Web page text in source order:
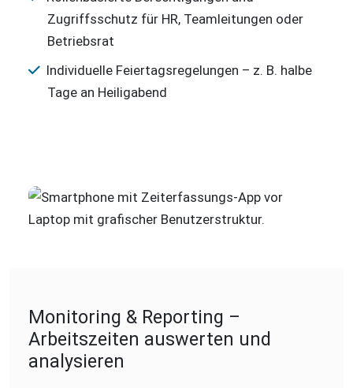
Zugriffsschutz für HR, Teamleitungen oder
Betriebsrat
Individuelle Feiertagsregelungen – z. B. halbe
Tage an Heiligabend
Monitoring & Reporting –
Arbeitszeiten auswerten und
analysieren